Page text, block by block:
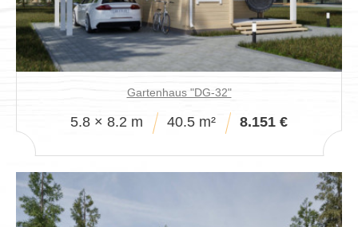
Gartenhaus "DG-32"
5.8 × 8.2 m 40.5 m² 8.151 €